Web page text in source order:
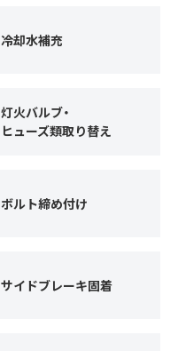
冷却水補充
灯火バルブ・
ヒューズ類取り替え
ボルト締め付け
サイドブレーキ固着